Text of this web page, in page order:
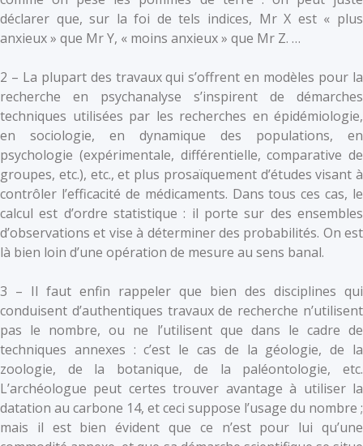
déclarer que, sur la foi de tels indices, Mr X est « plus
anxieux » que Mr Y, « moins anxieux » que Mr Z. …
2 – La plupart des travaux qui s’offrent en modèles pour la
recherche en psychanalyse s’inspirent de démarches
techniques utilisées par les recherches en épidémiologie,
en sociologie, en dynamique des populations, en
psychologie (expérimentale, différentielle, comparative de
groupes, etc.), etc., et plus prosaïquement d’études visant à
contrôler l’efficacité de médicaments. Dans tous ces cas, le
calcul est d’ordre statistique : il porte sur des ensembles
d’observations et vise à déterminer des probabilités. On est
là bien loin d’une opération de mesure au sens banal.
3 – Il faut enfin rappeler que bien des disciplines qui
conduisent d’authentiques travaux de recherche n’utilisent
pas le nombre, ou ne l’utilisent que dans le cadre de
techniques annexes : c’est le cas de la géologie, de la
zoologie, de la botanique, de la paléontologie, etc.
L’archéologue peut certes trouver avantage à utiliser la
datation au carbone 14, et ceci suppose l’usage du nombre ;
mais il est bien évident que ce n’est pour lui qu’une